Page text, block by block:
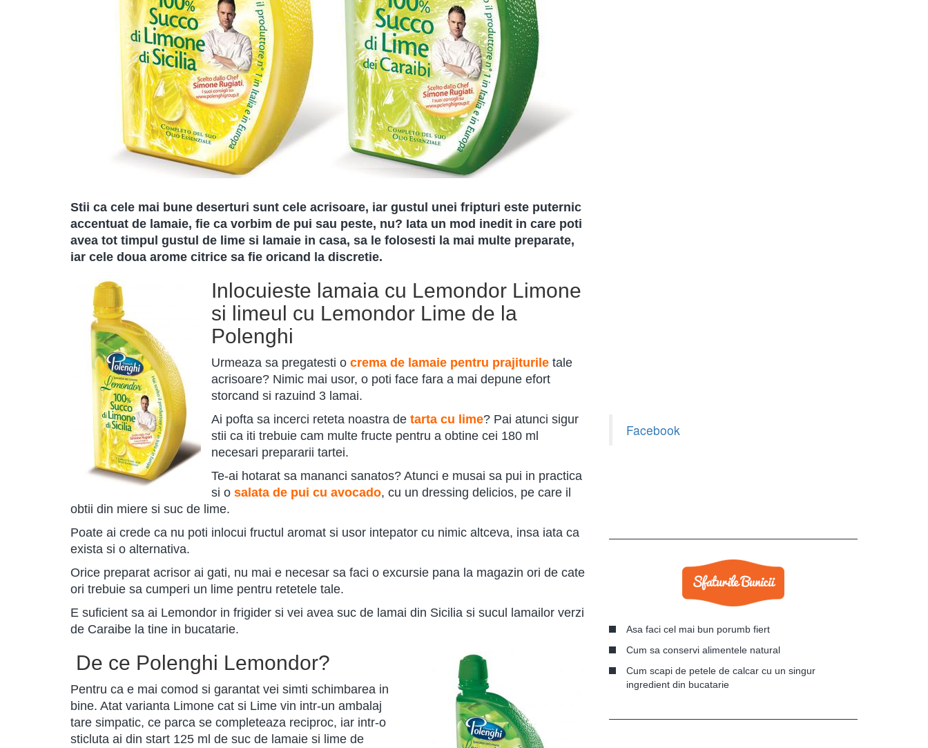
Stii ca cele mai bune deserturi sunt cele acrisoare, iar gustul unei fripturi este puternic
accentuat de lamaie, fie ca vorbim de pui sau peste, nu? Iata un mod inedit in care poti
avea tot timpul gustul de lime si lamaie in casa, sa le folosesti la mai multe preparate,
iar cele doua arome citrice sa fie oricand la discretie.
Inlocuieste lamaia cu Lemondor Limone
si limeul cu Lemondor Lime de la
Polenghi
Urmeaza sa pregatesti o crema de lamaie pentru prajiturile tale
acrisoare? Nimic mai usor, o poti face fara a mai depune efort
storcand si razuind 3 lamai.
Ai pofta sa incerci reteta noastra de tarta cu lime? Pai atunci sigur
stii ca iti trebuie cam multe fructe pentru a obtine cei 180 ml
necesari prepararii tartei.
Te-ai hotarat sa mananci sanatos? Atunci e musai sa pui in practica
si o salata de pui cu avocado, cu un dressing delicios, pe care il
obtii din miere si suc de lime.
Poate ai crede ca nu poti inlocui fructul aromat si usor intepator cu nimic altceva, insa iata ca
exista si o alternativa.
Orice preparat acrisor ai gati, nu mai e necesar sa faci o excursie pana la magazin ori de cate
ori trebuie sa cumperi un lime pentru retetele tale.
E suficient sa ai Lemondor in frigider si vei avea suc de lamai din Sicilia si sucul lamailor verzi
de Caraibe la tine in bucatarie.
De ce Polenghi Lemondor?
Pentru ca e mai comod si garantat vei simti schimbarea in
bine. Atat varianta Limone cat si Lime vin intr-un ambalaj
tare simpatic, ce parca se completeaza reciproc, iar intr-o
sticluta ai din start 125 ml de suc de lamaie si lime de
Facebook
Asa faci cel mai bun porumb fiert
Cum sa conservi alimentele natural
Cum scapi de petele de calcar cu un singur
ingredient din bucatarie